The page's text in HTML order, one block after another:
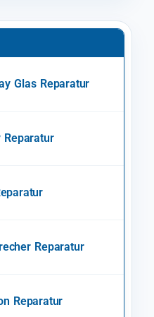
Glas Reparatur
Reparatur
Reparatur
Reparatur